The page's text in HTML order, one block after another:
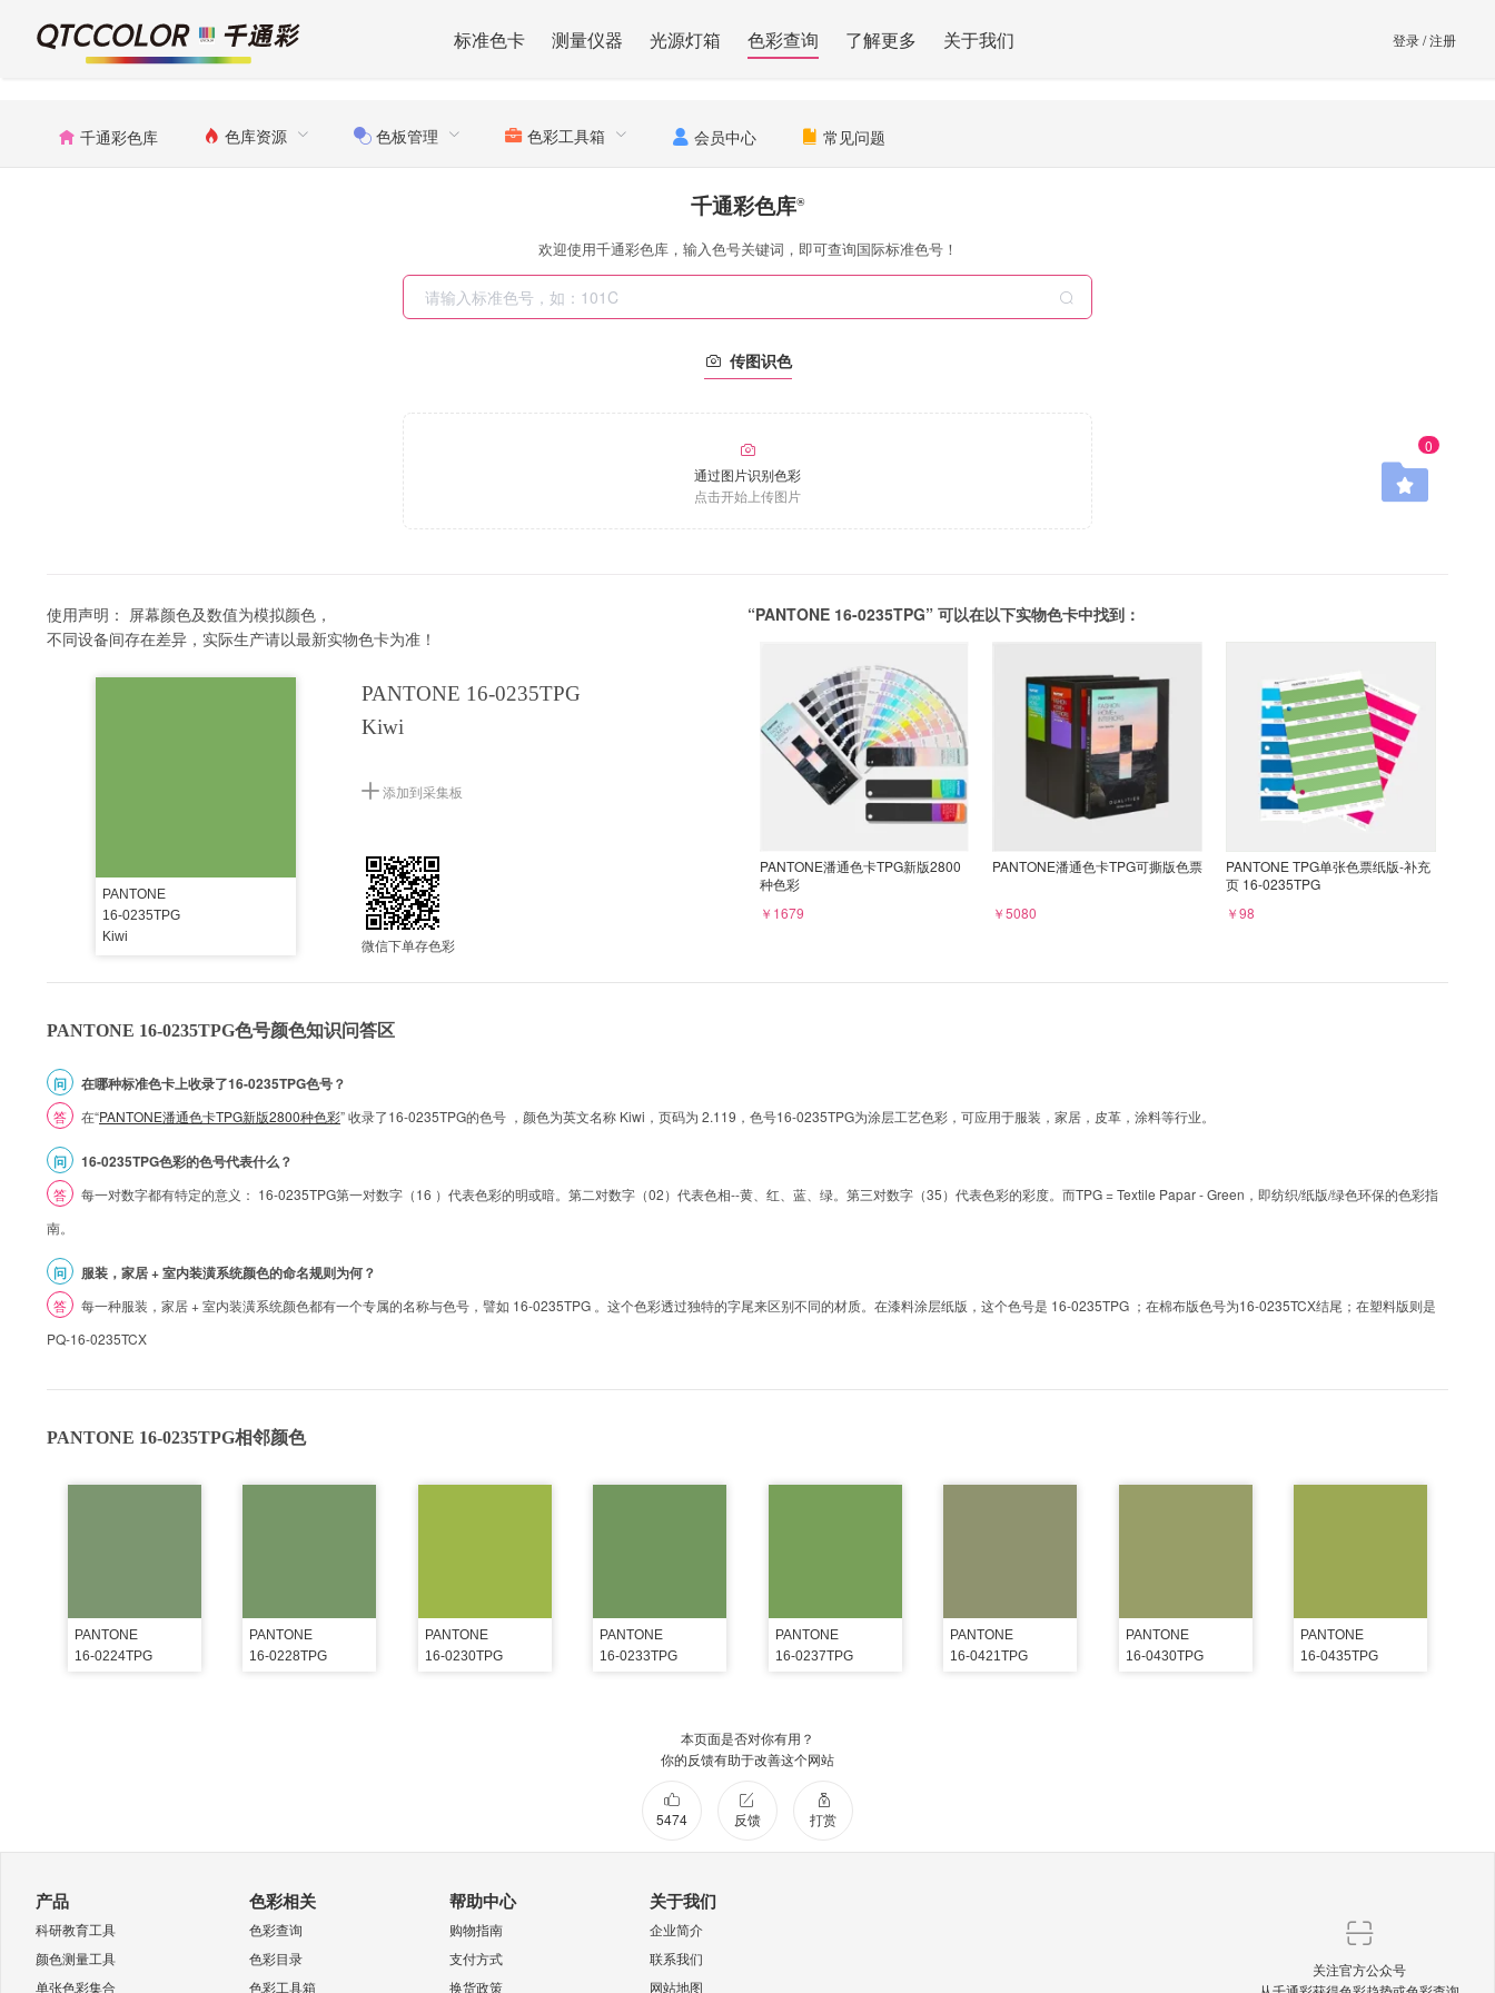
标准色卡 测量仪器 光源灯箱 色彩查询 了解更多 关于我们 登录/注册
千通彩色库 色库资源 色板管理 色彩工具箱 会员中心 常见问题
0
千通彩色库®
欢迎使用千通彩色库，输入色号关键词，即可查询国际标准色号！
传图识色
通过图片识别色彩
点击开始上传图片
使用声明： 屏幕颜色及数值为模拟颜色，
不同设备间存在差异，实际生产请以最新实物色卡为准！
PANTONE
16-0235TPG
Kiwi
PANTONE 16-0235TPG
Kiwi
添加到采集板
微信下单存色彩
“PANTONE 16-0235TPG” 可以在以下实物色卡中找到：
PANTONE潘通色卡TPG新版2800
种色彩
￥1679
PANTONE潘通色卡TPG可撕版色票
￥5080
PANTONE TPG单张色票纸版-补充
页 16-0235TPG
￥98
PANTONE 16-0235TPG色号颜色知识问答区
问 在哪种标准色卡上收录了16-0235TPG色号？
答 在“PANTONE潘通色卡TPG新版2800种色彩” 收录了16-0235TPG的色号 ，颜色为英文名称 Kiwi，页码为 2.119，色号16-0235TPG为涂层工艺色彩，可应用于服装，家居，皮革，涂料等行业。
问 16-0235TPG色彩的色号代表什么？
答
每一对数字都有特定的意义： 16-0235TPG第一对数字（16 ）代表色彩的明或暗。第二对数字（02）代表色相--黄、红、蓝、绿。第三对数字（35）代表色彩的彩度。而TPG = Textile Papar - Green，即纺织/纸版/绿色环保的色彩指
南。
问 服装，家居 + 室内装潢系统颜色的命名规则为何？
答
每一种服装，家居 + 室内装潢系统颜色都有一个专属的名称与色号，譬如 16-0235TPG 。这个色彩透过独特的字尾来区别不同的材质。在漆料涂层纸版，这个色号是 16-0235TPG ；在棉布版色号为16-0235TCX结尾；在塑料版则是
PQ-16-0235TCX
PANTONE 16-0235TPG相邻颜色
PANTONE
16-0224TPG
PANTONE
16-0228TPG
PANTONE
16-0230TPG
PANTONE
16-0233TPG
PANTONE
16-0237TPG
PANTONE
16-0421TPG
PANTONE
16-0430TPG
PANTONE
16-0435TPG
本页面是否对你有用？
你的反馈有助于改善这个网站
5474 反馈 打赏
产品
科研教育工具
颜色测量工具
单张色彩集合
色彩相关
色彩查询
色彩目录
色彩工具箱
帮助中心
购物指南
支付方式
换货政策
关于我们
企业简介
联系我们
网站地图
关注官方公众号